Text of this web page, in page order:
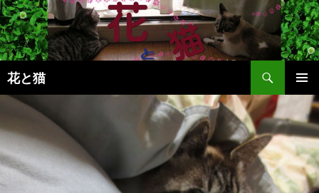
コ
ン
テ
ン
ツ
へ
キ
ッ
プ
花と猫
検
索
メインメ
ニュー